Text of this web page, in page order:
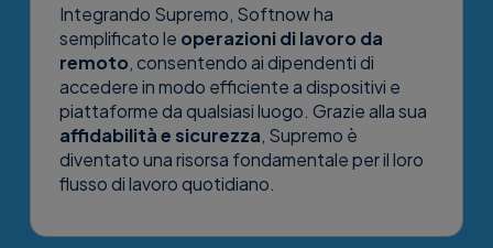
Integrando Supremo, Softnow ha
semplificato le operazioni di lavoro da
remoto, consentendo ai dipendenti di
accedere in modo efficiente a dispositivi e
piattaforme da qualsiasi luogo. Grazie alla sua
affidabilità e sicurezza, Supremo è
diventato una risorsa fondamentale per il loro
flusso di lavoro quotidiano.